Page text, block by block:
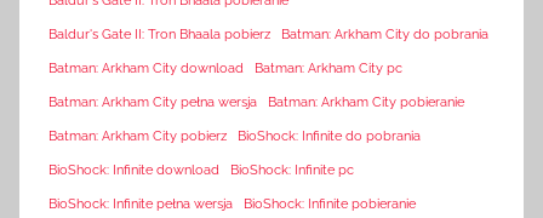
Baldur's Gate II: Tron Bhaala pobierz Batman: Arkham City do pobrania
Batman: Arkham City download Batman: Arkham City pc
Batman: Arkham City pełna wersja Batman: Arkham City pobieranie
Batman: Arkham City pobierz BioShock: Infinite do pobrania
BioShock: Infinite download BioShock: Infinite pc
BioShock: Infinite pełna wersja BioShock: Infinite pobieranie